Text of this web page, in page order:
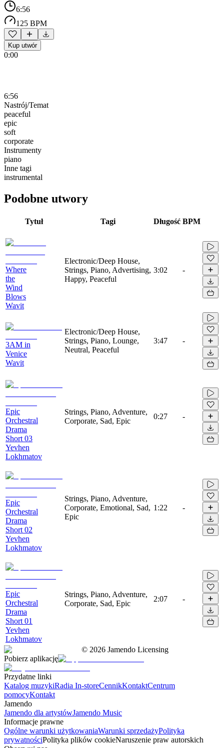
6:56
125 BPM
Kup utwór
0:00
6:56
Nastrój/Temat
peaceful
epic
soft
corporate
Instrumenty
piano
Inne tagi
instrumental
Podobne utwory
Tytuł Tagi Długość BPM
Where
the
Wind
Blows
Wavit
Electronic/Deep House,
Strings, Piano, Advertising,
Happy, Peaceful
3:02 -
3AM in
Venice
Wavit
Electronic/Deep House,
Strings, Piano, Lounge,
Neutral, Peaceful
3:47 -
Epic
Orchestral
Drama
Short 03
Yevhen
Lokhmatov
Strings, Piano, Adventure,
Corporate, Sad, Epic
0:27 -
Epic
Orchestral
Drama
Short 02
Yevhen
Lokhmatov
Strings, Piano, Adventure,
Corporate, Emotional, Sad,
Epic
1:22 -
Epic
Orchestral
Drama
Short 01
Yevhen
Lokhmatov
Strings, Piano, Adventure,
Corporate, Sad, Epic
2:07 -
© 2026 Jamendo Licensing
Pobierz aplikację
Przydatne linki
Katalog muzykiRadia In-storeCennikKontaktCentrum
pomocyKontakt
Jamendo
Jamendo dla artystówJamendo Music
Informacje prawne
Ogólne warunki użytkowaniaWarunki sprzedażyPolityka
prywatnościPolityka plików cookieNaruszenie praw autorskich